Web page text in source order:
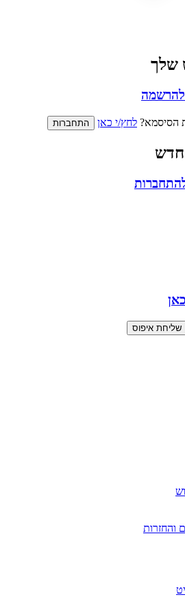
שלך
להרשמה
הסיסמא? לחץ/י כאן התחברות
שליחת איפוס
והחזרות